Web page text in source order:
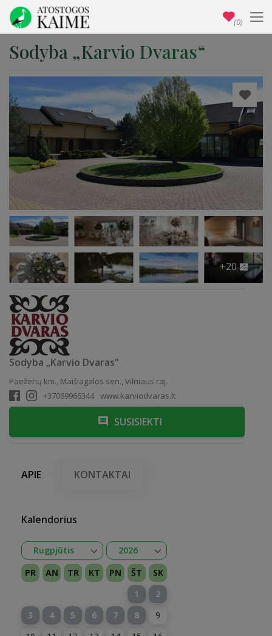
Sodyba „Karvio Dvaras“
+20
Sodyba „Karvio Dvaras“
Paežerių km., Maišiagalos sen., Vilniaus raj.
+37069966344 www.karviodvaras.lt
SUSISIEKTI
APIE KONTAKTAI
Kalendorius
Rugpjūtis
Sausis
Vasaris
Kovas
Balandis
Gegužė
Birželis
Liepa
Rugpjūtis
Rugsėjis
Spalis
Lapkritis
Gruodis
Atidaryti
2026
2026
2027
Atidaryti
PR AN TR KT PN ŠT
SK
1
2
3
4 5 6 7 8
9
(0)